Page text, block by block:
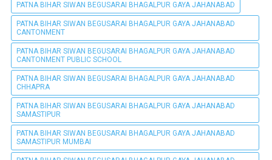
PATNA BIHAR SIWAN BEGUSARAI BHAGALPUR GAYA JAHANABAD
PATNA BIHAR SIWAN BEGUSARAI BHAGALPUR GAYA JAHANABAD
CANTONMENT
PATNA BIHAR SIWAN BEGUSARAI BHAGALPUR GAYA JAHANABAD
CANTONMENT PUBLIC SCHOOL
PATNA BIHAR SIWAN BEGUSARAI BHAGALPUR GAYA JAHANABAD
CHHAPRA
PATNA BIHAR SIWAN BEGUSARAI BHAGALPUR GAYA JAHANABAD
SAMASTIPUR
PATNA BIHAR SIWAN BEGUSARAI BHAGALPUR GAYA JAHANABAD
SAMASTIPUR MUMBAI